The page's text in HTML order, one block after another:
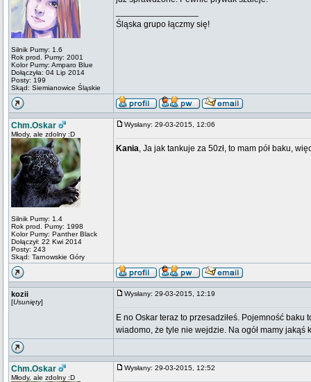
Silnik Pumy: 1.6
Rok prod. Pumy: 2001
Kolor Pumy: Amparo Blue
Dołączyła: 04 Lip 2014
Posty: 199
Skąd: Siemianowice Śląskie
Śląska grupo łączmy się!
Chm.Oskar
Młody, ale zdolny :D
Silnik Pumy: 1.4
Rok prod. Pumy: 1998
Kolor Pumy: Panther Black
Dołączył: 22 Kwi 2014
Posty: 243
Skąd: Tarnowskie Góry
Wysłany: 29-03-2015, 12:06
Kania, Ja jak tankuje za 50zł, to mam pół baku,
kozii
[Usunięty]
Wysłany: 29-03-2015, 12:19
E no Oskar teraz to przesadziłeś. Pojemność
wiadomo, że tyle nie wejdzie. Na ogół mamy
Chm.Oskar
Młody, ale zdolny :D
Wysłany: 29-03-2015, 12:52